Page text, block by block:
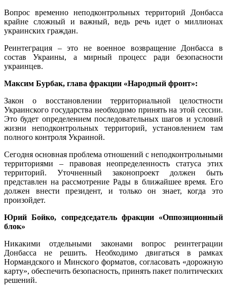
Вопрос временно неподконтрольных территорий Донбасса
крайне сложный и важный, ведь речь идет о миллионах
украинских граждан.
Реинтеграция – это не военное возвращение Донбасса в
состав Украины, а мирный процесс ради безопасности
украинцев.
Максим Бурбак, глава фракции «Народный фронт»:
Закон о восстановлении территориальной целостности
Украинского государства необходимо принять на этой сессии.
Это будет определением последовательных шагов и условий
жизни неподконтрольных территорий, установлением там
полного контроля Украиной.
Сегодня основная проблема отношений с неподконтрольными
территориями – правовая неопределенность статуса этих
территорий. Уточненный законопроект должен быть
представлен на рассмотрение Рады в ближайшее время. Его
должен внести президент, и только он знает, когда это
произойдет.
Юрий Бойко, сопредседатель фракции «Оппозиционный
блок»
Никакими отдельными законами вопрос реинтеграции
Донбасса не решить. Необходимо двигаться в рамках
Нормандского и Минского форматов, согласовать «дорожную
карту», обеспечить безопасность, принять пакет политических
решений.